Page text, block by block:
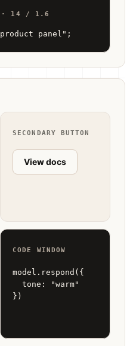
· 14 / 1.6
panel";
SECONDARY BUTTON
View docs
CODE WINDOW
model.respond({
})